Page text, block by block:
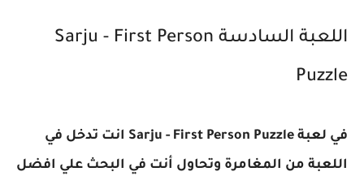
اللعبة السادسة Sarju - First Person
Puzzle
في لعبة Sarju - First Person Puzzle انت تدخل في
اللعبة من المغامرة وتحاول أنت في البحث علي افضل